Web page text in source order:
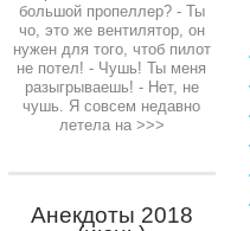
большой пропеллер? - Ты
чо, это же вентилятор, он
нужен для того, чтоб пилот
не потел! - Чушь! Ты меня
разыгрываешь! - Нет, не
чушь. Я совсем недавно
летела на>>>
Анекдоты 2018